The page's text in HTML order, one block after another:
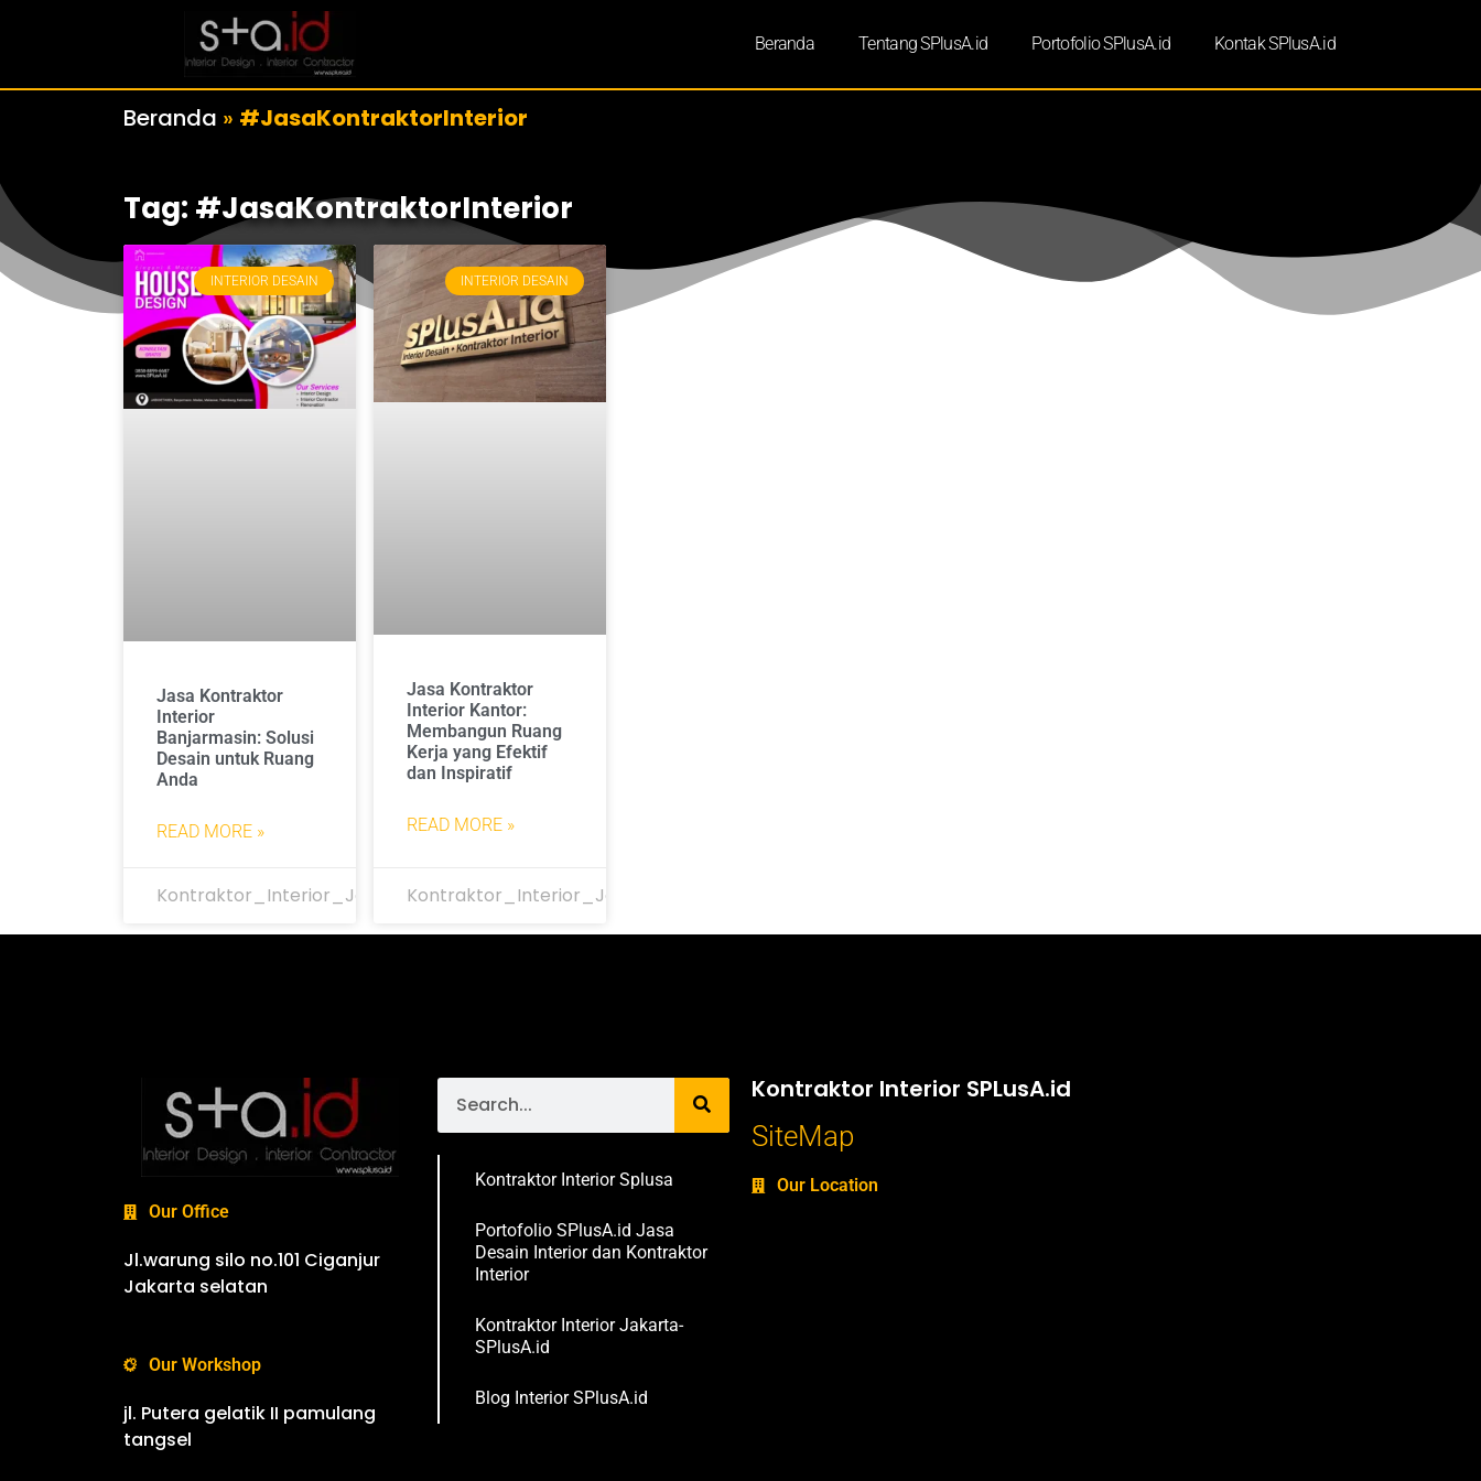
Beranda Tentang SPlusA.id Portofolio SPlusA.id Kontak SPlusA.id
Beranda » #JasaKontraktorInterior
Tag: #JasaKontraktorInterior
INTERIOR DESAIN
Jasa Kontraktor
Interior
Banjarmasin: Solusi
Desain untuk Ruang
Anda
READ MORE »
Kontraktor_Interior_Jakarta
INTERIOR DESAIN
Jasa Kontraktor
Interior Kantor:
Membangun Ruang
Kerja yang Efektif
dan Inspiratif
READ MORE »
Kontraktor_Interior_Jakarta
Our Office
Jl.warung silo no.101 Ciganjur
Jakarta selatan
Our Workshop
jl. Putera gelatik II pamulang
tangsel
Kontraktor Interior Splusa
Portofolio SPlusA.id Jasa
Desain Interior dan Kontraktor
Interior
Kontraktor Interior Jakarta-
SPlusA.id
Blog Interior SPlusA.id
Kontraktor Interior SPLusA.id
SiteMap
Our Location